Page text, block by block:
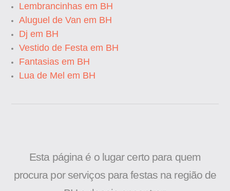
Lembrancinhas em BH
Aluguel de Van em BH
Dj em BH
Vestido de Festa em BH
Fantasias em BH
Lua de Mel em BH
Esta página é o lugar certo para quem
procura por serviços para festas na região de